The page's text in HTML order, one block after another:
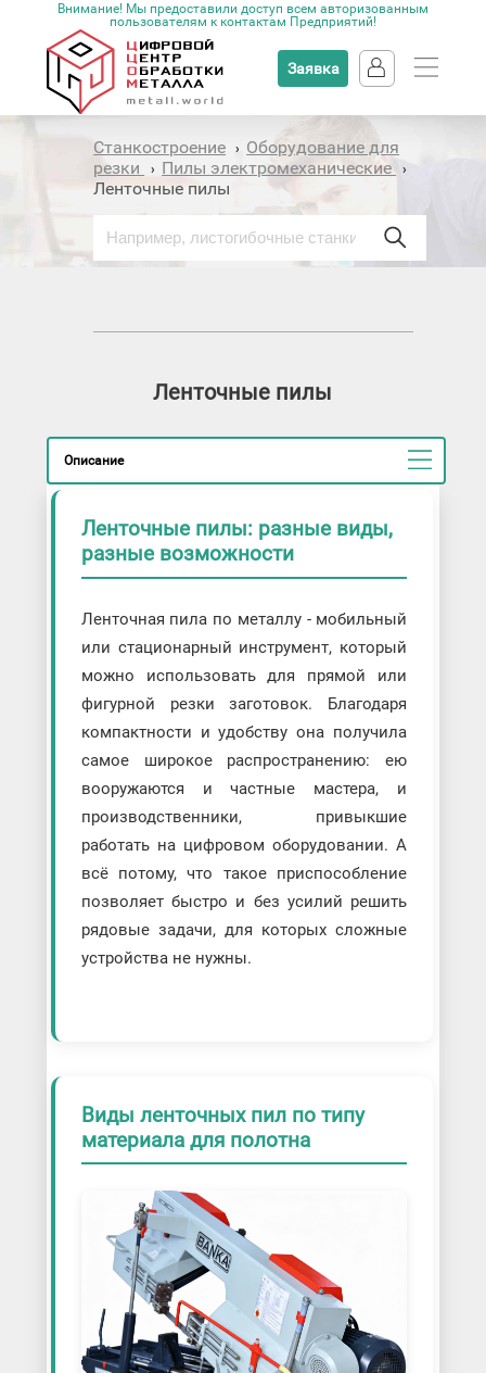
Внимание! Мы предоставили доступ всем авторизованным
пользователям к контактам Предприятий!
Заявка
Станкостроение › Оборудование для
резки
› Пилы электромеханические ›
Ленточные пилы
Ленточные пилы
Описание
Ленточные пилы: разные виды,
разные возможности
Ленточная пила по металлу - мобильный
или стационарный инструмент, который
можно использовать для прямой или
фигурной резки заготовок. Благодаря
компактности и удобству она получила
самое широкое распространению: ею
вооружаются и частные мастера, и
производственники, привыкшие
работать на цифровом оборудовании. А
всё потому, что такое приспособление
позволяет быстро и без усилий решить
рядовые задачи, для которых сложные
устройства не нужны.
Виды ленточных пил по типу
материала для полотна